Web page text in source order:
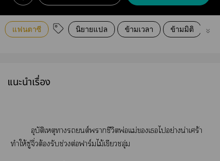
แฟนตาซี นิยายแปล ข้ามเวลา ข้ามมิติ
แนะนำเรื่อง
อุบัติเหตุารถยนต์าชีวิตพ่อแม่เไอย่างน่าเศร้า
ทำให้ซู่จิ่วต้องรับช่วงต่อฟาร์มไม้เขียวชอุ่ม